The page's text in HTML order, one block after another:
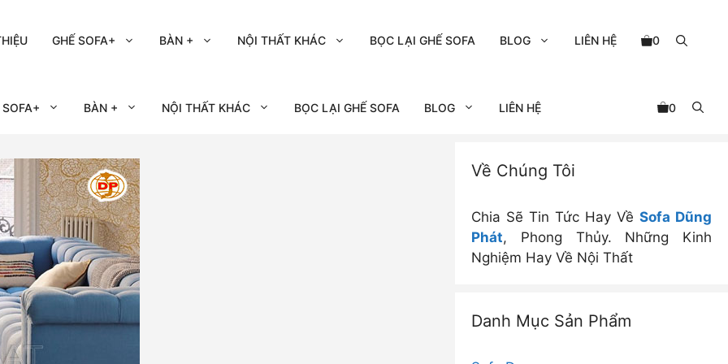
GHẾ SOFA+ BÀN + NỘI THẤT KHÁC BỌC LẠI GHẾ SOFA BLOG LIÊN HỆ 0
SOFA+ BÀN + NỘI THẤT KHÁC BỌC LẠI GHẾ SOFA BLOG LIÊN HỆ 0
Về Chúng Tôi
Chia Sẽ Tin Tức Hay Về Sofa Dũng
Phát, Phong Thủy. Những Kinh
Nghiệm Hay Về Nội Thất
Danh Mục Sản Phẩm